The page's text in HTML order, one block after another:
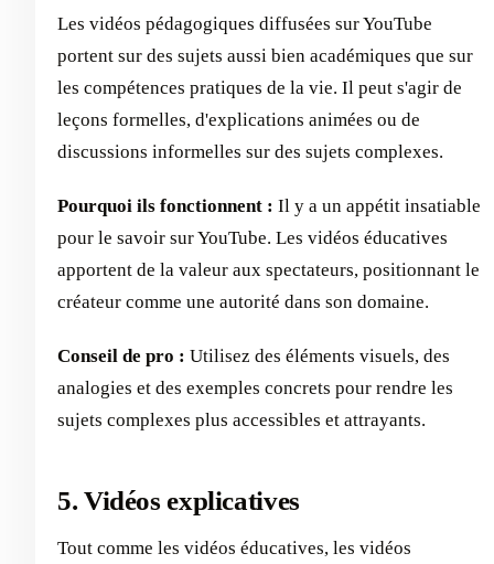
Les vidéos pédagogiques diffusées sur YouTube
portent sur des sujets aussi bien académiques que sur
les compétences pratiques de la vie. Il peut s'agir de
leçons formelles, d'explications animées ou de
discussions informelles sur des sujets complexes.
Pourquoi ils fonctionnent : Il y a un appétit insatiable
pour le savoir sur YouTube. Les vidéos éducatives
apportent de la valeur aux spectateurs, positionnant le
créateur comme une autorité dans son domaine.
Conseil de pro : Utilisez des éléments visuels, des
analogies et des exemples concrets pour rendre les
sujets complexes plus accessibles et attrayants.
5. Vidéos explicatives
Tout comme les vidéos éducatives, les vidéos